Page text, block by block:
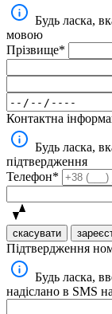
Будь ласка,
мовою
Прізвище*
Контактна
Будь ласка,
підтвердження
Телефон*
скасувати
Підтвердження
Будь ласка,
надіслано в SMS